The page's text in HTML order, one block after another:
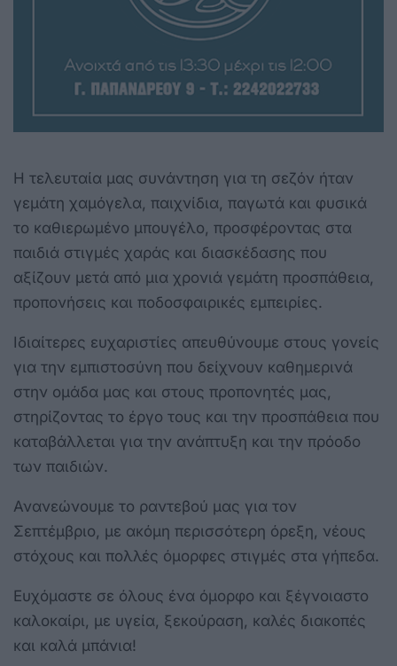
Η τελευταία μας συνάντηση για τη σεζόν ήταν
γεμάτη χαμόγελα, παιχνίδια, παγωτά και φυσικά
το καθιερωμένο μπουγέλο, προσφέροντας στα
παιδιά στιγμές χαράς και διασκέδασης που
αξίζουν μετά από μια χρονιά γεμάτη προσπάθεια,
προπονήσεις και ποδοσφαιρικές εμπειρίες.
Ιδιαίτερες ευχαριστίες απευθύνουμε στους γονείς
για την εμπιστοσύνη που δείχνουν καθημερινά
στην ομάδα μας και στους προπονητές μας,
στηρίζοντας το έργο τους και την προσπάθεια που
καταβάλλεται για την ανάπτυξη και την πρόοδο
των παιδιών.
Ανανεώνουμε το ραντεβού μας για τον
Σεπτέμβριο, με ακόμη περισσότερη όρεξη, νέους
στόχους και πολλές όμορφες στιγμές στα γήπεδα.
Ευχόμαστε σε όλους ένα όμορφο και ξέγνοιαστο
καλοκαίρι, με υγεία, ξεκούραση, καλές διακοπές
και καλά μπάνια!